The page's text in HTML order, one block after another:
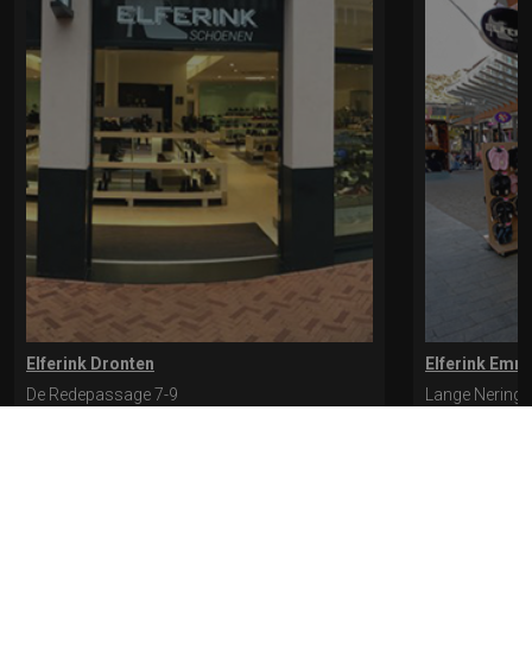
Elferink Dronten
De Redepassage 7-9
Elferink
Lange Nering